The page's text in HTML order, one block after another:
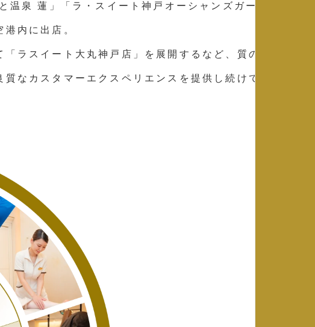
泉 蓮」「ラ・スイート神戸オーシャンズガーデ
内に出店。
ラスイート大丸神戸店」を展開するなど、質の高い
なカスタマーエクスペリエンスを提供し続けていま